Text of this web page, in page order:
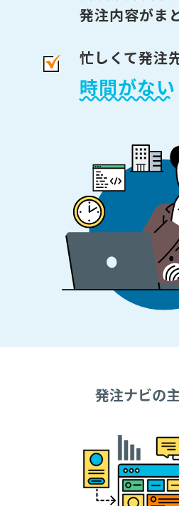
発注内容がま
忙しくて発注
時間がない
発注ナビの